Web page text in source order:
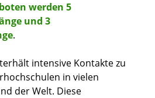
werden 5
und 3
.
intensive Kontakte zu
in vielen
der Welt. Diese